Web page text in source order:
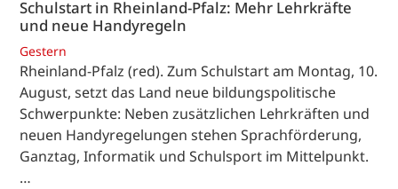
Schulstart in Rheinland-Pfalz: Mehr Lehrkräfte
und neue Handyregeln
Gestern
Rheinland-Pfalz (red). Zum Schulstart am Montag, 10.
August, setzt das Land neue bildungspolitische
Schwerpunkte: Neben zusätzlichen Lehrkräften und
neuen Handyregelungen stehen Sprachförderung,
Ganztag, Informatik und Schulsport im Mittelpunkt.
…